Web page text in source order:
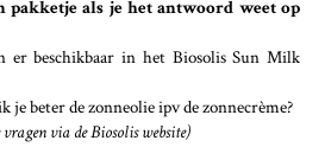
pakketje als je het antwoord weet op
er beschikbaar in het Biosolis Sun Milk
beter de zonneolie ipv de zonnecrème?
via de Biosolis website)